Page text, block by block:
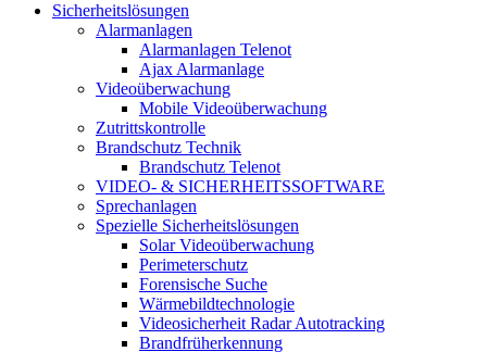
Sicherheitslösungen
Alarmanlagen
Alarmanlagen Telenot
Ajax Alarmanlage
Videoüberwachung
Mobile Videoüberwachung
Zutrittskontrolle
Brandschutz Technik
Brandschutz Telenot
VIDEO- & SICHERHEITSSOFTWARE
Sprechanlagen
Spezielle Sicherheitslösungen
Solar Videoüberwachung
Perimeterschutz
Forensische Suche
Wärmebildtechnologie
Videosicherheit Radar Autotracking​
Brandfrüherkennung